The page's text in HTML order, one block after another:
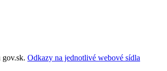
Odkazy na jednotlivé webové sídla